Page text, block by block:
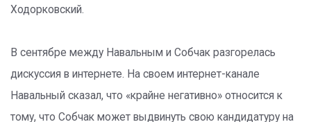
Ходорковский.
В сентябре между Навальным и Собчак разгорелась
дискуссия в интернете. На своем интернет-канале
Навальный сказал, что «крайне негативно» относится к
тому, что Собчак может выдвинуть свою кандидатуру на